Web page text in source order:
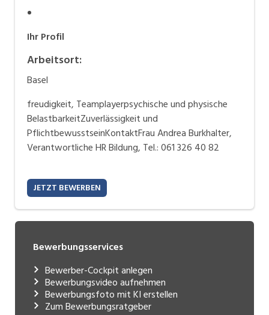
Ihr Profil
Arbeitsort:
Basel
freudigkeit, Teamplayerpsychische und physische
BelastbarkeitZuverlässigkeit und
PflichtbewusstseinKontaktFrau Andrea Burkhalter,
Verantwortliche HR Bildung, Tel.: 061 326 40 82
JETZT BEWERBEN
Bewerbungsservices
Bewerber-Cockpit anlegen
Bewerbungsvideo aufnehmen
Bewerbungsfoto mit KI erstellen
Zum Bewerbungsratgeber